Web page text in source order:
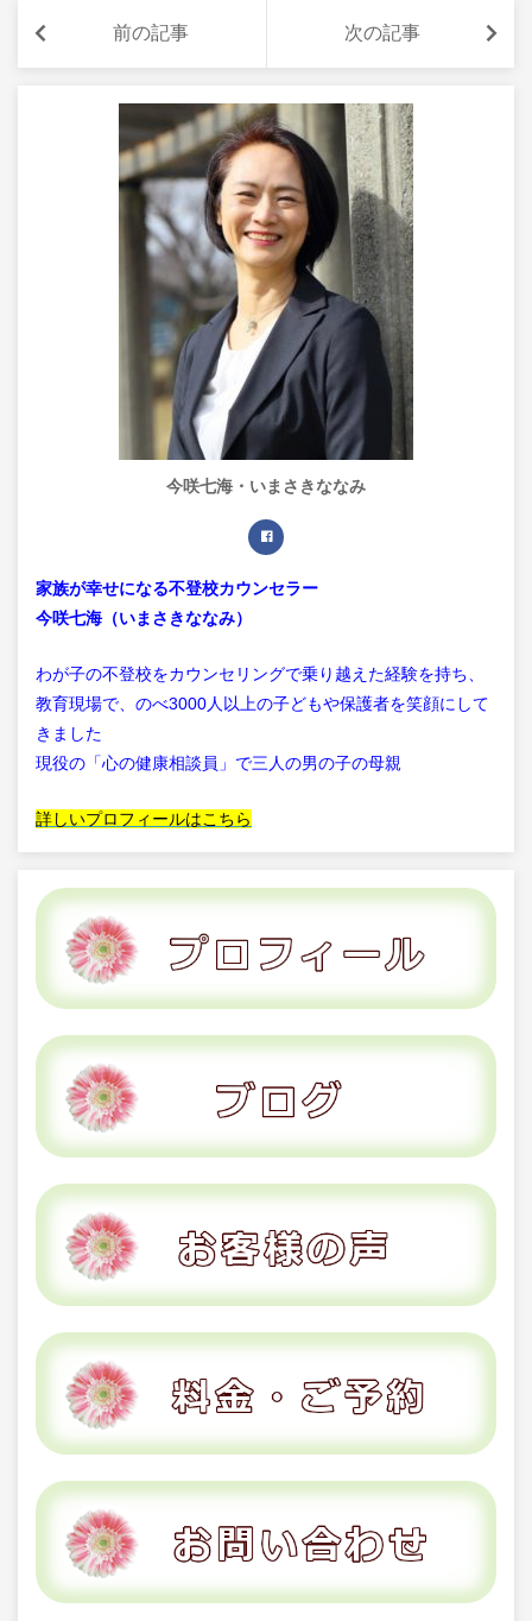
前の記事 次の記事
今咲七海・いまさきななみ
家族が幸せになる不登校カウンセラー
今咲七海（いまさきななみ）
わが子の不登校をカウンセリングで乗り越えた経験を持ち、
教育現場で、のべ3000人以上の子どもや保護者を笑顔にして
きました
現役の「心の健康相談員」で三人の男の子の母親
詳しいプロフィールはこちら